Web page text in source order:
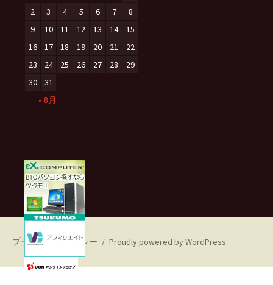
2
3 4 5 6 7
8
9
10 11 12 13 14
15
16
17 18 19 20 21
22
23
24 25 26 27 28
29
30
31
« 8月
プライバシーポリシー Proudly powered by WordPress